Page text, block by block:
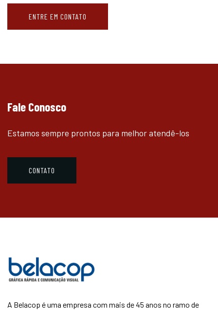
ENTRE EM CONTATO
Fale Conosco
Estamos sempre prontos para melhor atendê-los
CONTATO
A Belacop é uma empresa com mais de 45 anos no ramo de